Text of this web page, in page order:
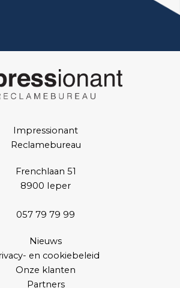
Impressionant
Reclamebureau
Frenchlaan 51
8900 Ieper
057 79 79 99
Nieuws
en cookiebeleid
Onze klanten
Partners